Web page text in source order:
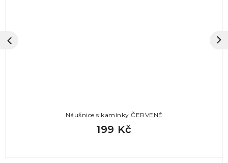
Náušnice s kamínky ČERVENÉ
199 Kč